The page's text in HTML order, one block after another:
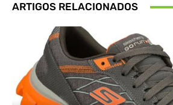
ARTIGOS RELACIONADOS